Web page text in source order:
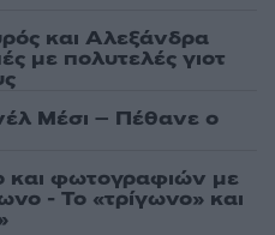
και Αλεξάνδρα
με πολυτελές γιοτ
Μέσι – Πέθανε ο
και φωτογραφιών με
- Το «τρίγωνο» και